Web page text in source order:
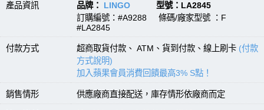
產品資訊 品牌： LINGO 型號：LA2845
訂購編號：#A9288 條碼/廠家型號 ：F
#LA2845
付款方式 超商取貨付款、 ATM、貨到付款、線上刷卡 (付款
方式說明)
加入蘋果會員消費回饋最高3% S點！
銷售情形 供應廠商直接配送，庫存情形依廠商而定